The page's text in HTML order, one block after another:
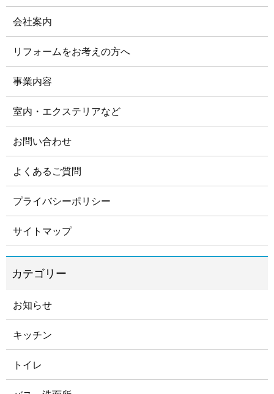
会社案内
リフォームをお考えの方へ
事業内容
室内・エクステリアなど
お問い合わせ
よくあるご質問
プライバシーポリシー
サイトマップ
お知らせ
キッチン
トイレ